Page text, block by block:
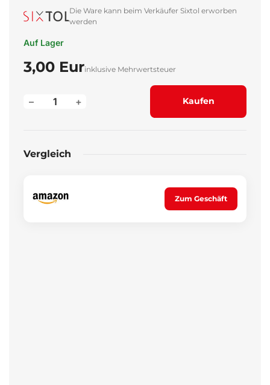
Die Ware kann beim Verkäufer Sixtol erworben
werden
Auf Lager
3,00 Eurinklusive Mehrwertsteuer
+
– Kaufen
Vergleich
Zum Geschäft